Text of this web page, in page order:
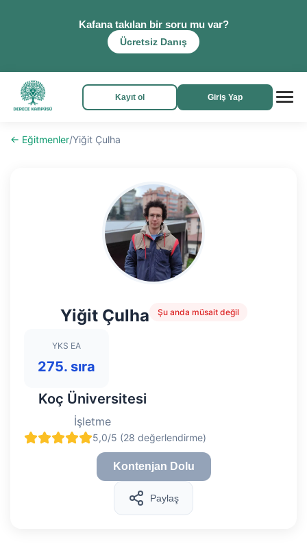
Kafana takılan bir soru mu var?
Ücretsiz Danış
Kayıt ol Giriş Yap
← Eğitmenler/Yiğit Çulha
Yiğit Çulha Şu anda müsait değil
YKS EA
275. sıra
Koç Üniversitesi
İşletme
5,0/5 (28 değerlendirme)
Kontenjan Dolu
Paylaş